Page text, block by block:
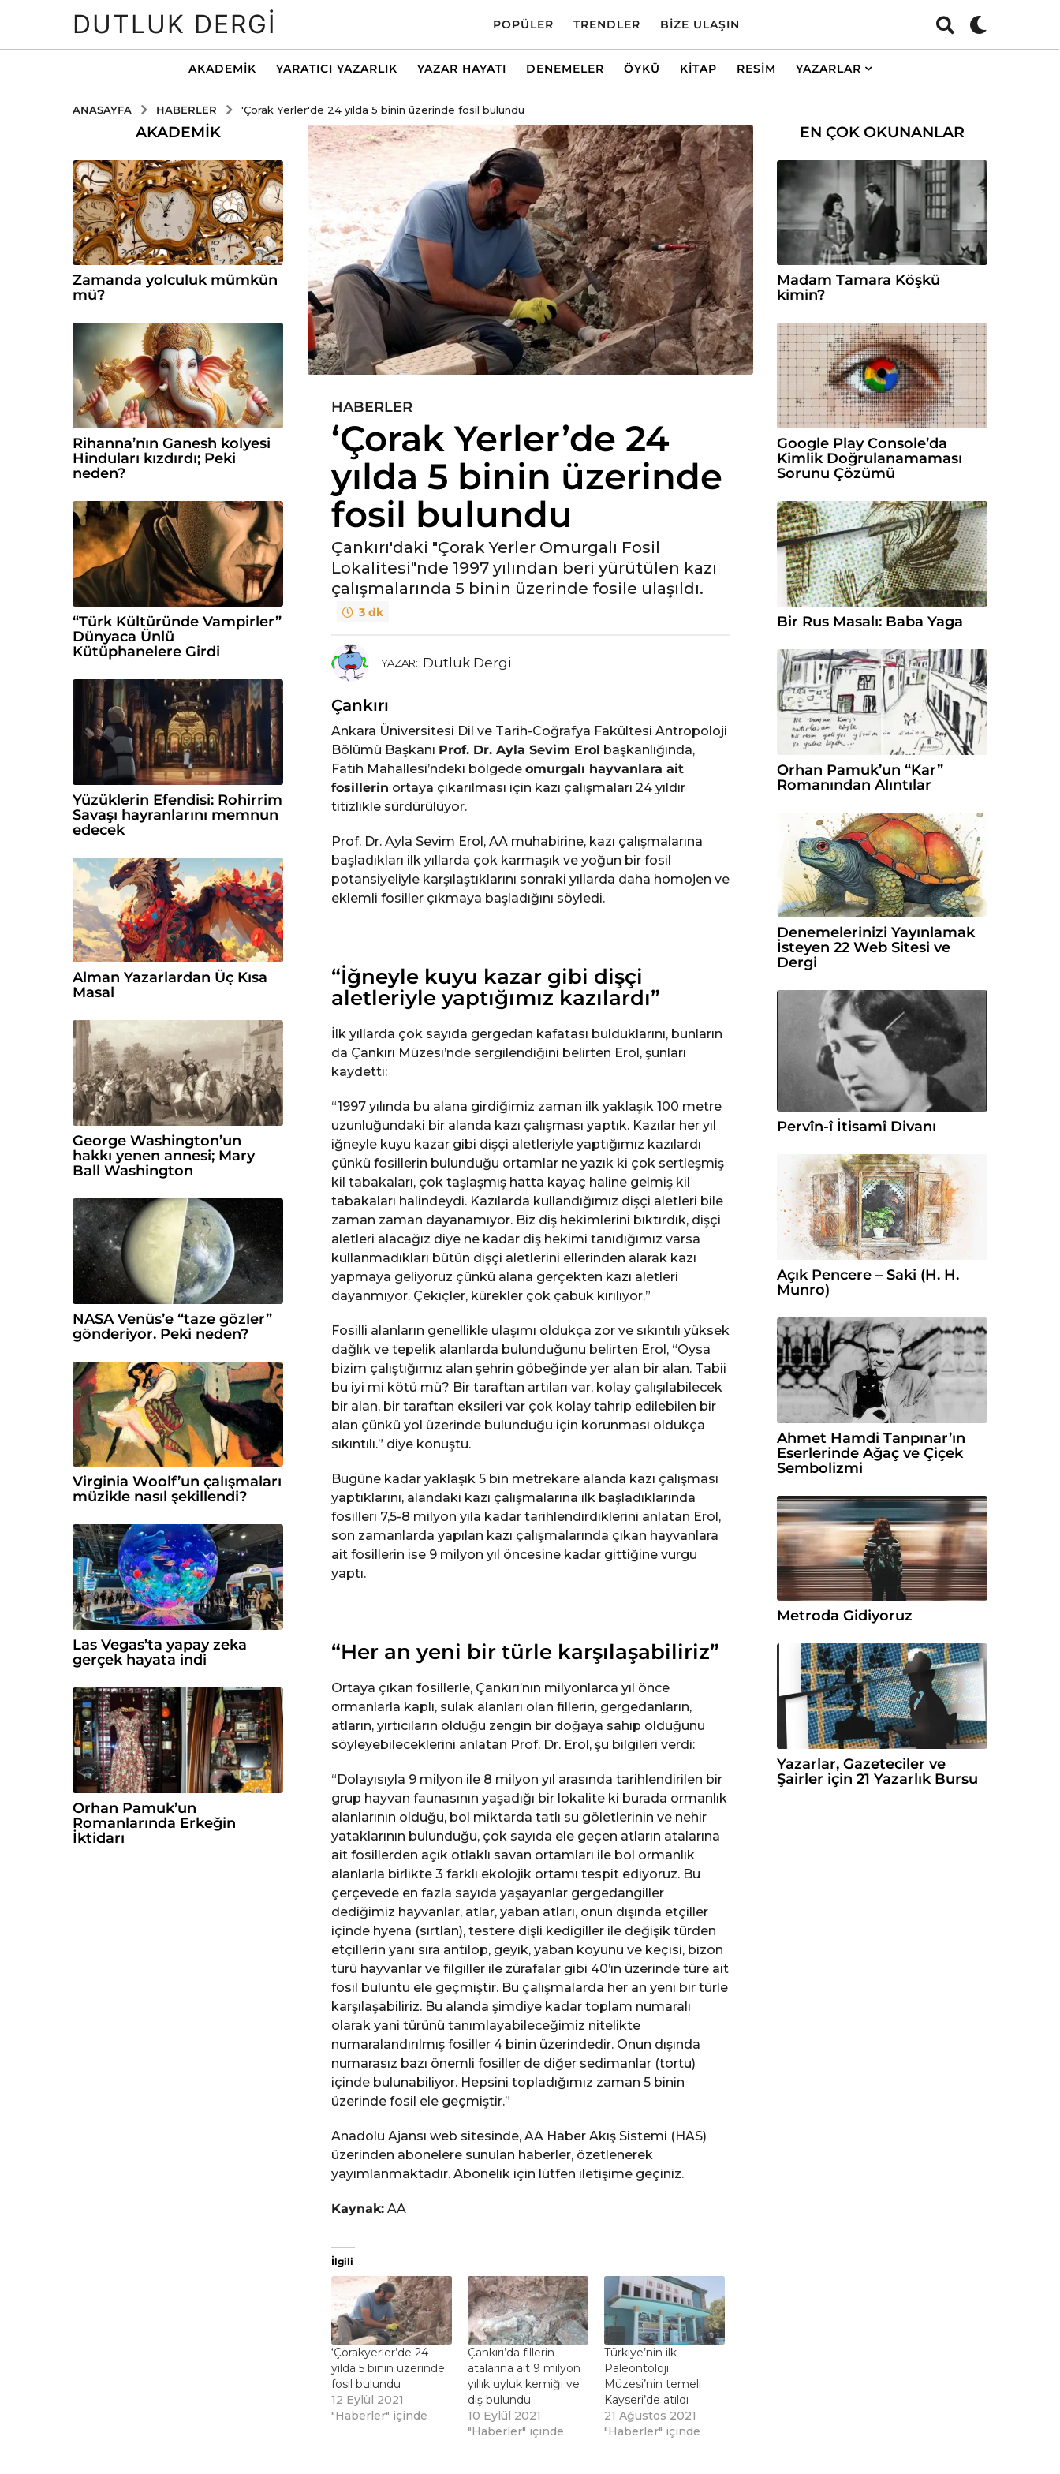
DUTLUK DERGI POPÜLER TRENDLER BIZE ULAŞIN
AKADEMIK YARATICI YAZARLIK YAZAR HAYATI DENEMELER ÖYKÜ KITAP RESIM YAZARLAR
ANASAYFA HABERLER 'Çorak Yerler'de 24 yılda 5 binin üzerinde fosil bulundu
5
y
ö
n
e
5
y
ı
n
c
HABERLER
‘Çorak Yerler’de 24
yılda 5 binin üzerinde
fosil bulundu
Çankırı'daki "Çorak Yerler Omurgalı Fosil
Lokalitesi"nde 1997 yılından beri yürütülen kazı
çalışmalarında 5 binin üzerinde fosile ulaşıldı.
3 dk
YAZAR: Dutluk Dergi
Çankırı
Ankara Üniversitesi Dil ve Tarih-Coğrafya Fakültesi Antropoloji
Bölümü Başkanı Prof. Dr. Ayla Sevim Erol başkanlığında,
Fatih Mahallesi’ndeki bölgede omurgalı hayvanlara ait
fosillerin ortaya çıkarılması için kazı çalışmaları 24 yıldır
titizlikle sürdürülüyor.
Prof. Dr. Ayla Sevim Erol, AA muhabirine, kazı çalışmalarına
başladıkları ilk yıllarda çok karmaşık ve yoğun bir fosil
potansiyeliyle karşılaştıklarını sonraki yıllarda daha homojen ve
eklemli fosiller çıkmaya başladığını söyledi.
“İğneyle kuyu kazar gibi dişçi
aletleriyle yaptığımız kazılardı”
İlk yıllarda çok sayıda gergedan kafatası bulduklarını, bunların
da Çankırı Müzesi’nde sergilendiğini belirten Erol, şunları
kaydetti:
“1997 yılında bu alana girdiğimiz zaman ilk yaklaşık 100 metre
uzunluğundaki bir alanda kazı çalışması yaptık. Kazılar her yıl
iğneyle kuyu kazar gibi dişçi aletleriyle yaptığımız kazılardı
çünkü fosillerin bulunduğu ortamlar ne yazık ki çok sertleşmiş
kil tabakaları, çok taşlaşmış hatta kayaç haline gelmiş kil
tabakaları halindeydi. Kazılarda kullandığımız dişçi aletleri bile
zaman zaman dayanamıyor. Biz diş hekimlerini bıktırdık, dişçi
aletleri alacağız diye ne kadar diş hekimi tanıdığımız varsa
kullanmadıkları bütün dişçi aletlerini ellerinden alarak kazı
yapmaya geliyoruz çünkü alana gerçekten kazı aletleri
dayanmıyor. Çekiçler, kürekler çok çabuk kırılıyor.”
Fosilli alanların genellikle ulaşımı oldukça zor ve sıkıntılı yüksek
dağlık ve tepelik alanlarda bulunduğunu belirten Erol, “Oysa
bizim çalıştığımız alan şehrin göbeğinde yer alan bir alan. Tabii
bu iyi mi kötü mü? Bir taraftan artıları var, kolay çalışılabilecek
bir alan, bir taraftan eksileri var çok kolay tahrip edilebilen bir
alan çünkü yol üzerinde bulunduğu için korunması oldukça
sıkıntılı.” diye konuştu.
Bugüne kadar yaklaşık 5 bin metrekare alanda kazı çalışması
yaptıklarını, alandaki kazı çalışmalarına ilk başladıklarında
fosilleri 7,5-8 milyon yıla kadar tarihlendirdiklerini anlatan Erol,
son zamanlarda yapılan kazı çalışmalarında çıkan hayvanlara
ait fosillerin ise 9 milyon yıl öncesine kadar gittiğine vurgu
yaptı.
“Her an yeni bir türle karşılaşabiliriz”
Ortaya çıkan fosillerle, Çankırı’nın milyonlarca yıl önce
ormanlarla kaplı, sulak alanları olan fillerin, gergedanların,
atların, yırtıcıların olduğu zengin bir doğaya sahip olduğunu
söyleyebileceklerini anlatan Prof. Dr. Erol, şu bilgileri verdi:
“Dolayısıyla 9 milyon ile 8 milyon yıl arasında tarihlendirilen bir
grup hayvan faunasının yaşadığı bir lokalite ki burada ormanlık
alanlarının olduğu, bol miktarda tatlı su göletlerinin ve nehir
yataklarının bulunduğu, çok sayıda ele geçen atların atalarına
ait fosillerden açık otlaklı savan ortamları ile bol ormanlık
alanlarla birlikte 3 farklı ekolojik ortamı tespit ediyoruz. Bu
çerçevede en fazla sayıda yaşayanlar gergedangiller
dediğimiz hayvanlar, atlar, yaban atları, onun dışında etçiller
içinde hyena (sırtlan), testere dişli kedigiller ile değişik türden
etçillerin yanı sıra antilop, geyik, yaban koyunu ve keçisi, bizon
türü hayvanlar ve filgiller ile zürafalar gibi 40’ın üzerinde türe ait
fosil buluntu ele geçmiştir. Bu çalışmalarda her an yeni bir türle
karşılaşabiliriz. Bu alanda şimdiye kadar toplam numaralı
olarak yani türünü tanımlayabileceğimiz nitelikte
numaralandırılmış fosiller 4 binin üzerindedir. Onun dışında
numarasız bazı önemli fosiller de diğer sedimanlar (tortu)
içinde bulunabiliyor. Hepsini topladığımız zaman 5 binin
üzerinde fosil ele geçmiştir.”
Anadolu Ajansı web sitesinde, AA Haber Akış Sistemi (HAS)
üzerinden abonelere sunulan haberler, özetlenerek
yayımlanmaktadır. Abonelik için lütfen iletişime geçiniz.
Kaynak:AA
İlgili
‘Çorakyerler’de 24
yılda 5 binin üzerinde
fosil bulundu
12 Eylül 2021
"Haberler" içinde
Çankırı’da fillerin
atalarına ait 9 milyon
yıllık uyluk kemiği ve
diş bulundu
10 Eylül 2021
"Haberler" içinde
Türkiye’nin ilk
Paleontoloji
Müzesi’nin temeli
Kayseri’de atıldı
21 Ağustos 2021
"Haberler" içinde
AKADEMIK
Zamanda yolculuk mümkün
mü?
Rihanna’nın Ganesh kolyesi
Hinduları kızdırdı; Peki
neden?
“Türk Kültüründe Vampirler”
Dünyaca Ünlü
Kütüphanelere Girdi
Yüzüklerin Efendisi: Rohirrim
Savaşı hayranlarını memnun
edecek
Alman Yazarlardan Üç Kısa
Masal
George Washington’un
hakkı yenen annesi; Mary
Ball Washington
NASA Venüs’e “taze gözler”
gönderiyor. Peki neden?
Virginia Woolf’un çalışmaları
müzikle nasıl şekillendi?
Las Vegas’ta yapay zeka
gerçek hayata indi
Orhan Pamuk’un
Romanlarında Erkeğin
İktidarı
EN ÇOK OKUNANLAR
Madam Tamara Köşkü
kimin?
Google Play Console’da
Kimlik Doğrulanamaması
Sorunu Çözümü
Bir Rus Masalı: Baba Yaga
Orhan Pamuk’un “Kar”
Romanından Alıntılar
Denemelerinizi Yayınlamak
İsteyen 22 Web Sitesi ve
Dergi
Pervîn-î İtisamî Divanı
Açık Pencere – Saki (H. H.
Munro)
Ahmet Hamdi Tanpınar’ın
Eserlerinde Ağaç ve Çiçek
Sembolizmi
Metroda Gidiyoruz
Yazarlar, Gazeteciler ve
Şairler için 21 Yazarlık Bursu